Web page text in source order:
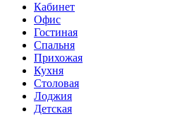
Кабинет
Офис
Гостиная
Спальня
Прихожая
Кухня
Столовая
Лоджия
Детская